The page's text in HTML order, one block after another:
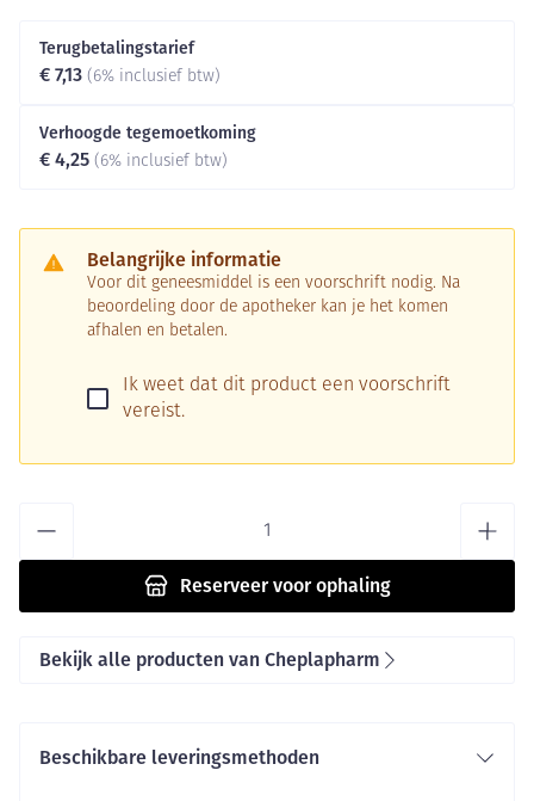
Terugbetalingstarief
€ 7,13 (6% inclusief btw)
Verhoogde tegemoetkoming
€ 4,25 (6% inclusief btw)
Belangrijke informatie
Voor dit geneesmiddel is een voorschrift nodig. Na
beoordeling door de apotheker kan je het komen
afhalen en betalen.
Ik weet dat dit product een voorschrift
vereist.
Reserveervoor ophaling
Bekijk alle producten van Cheplapharm
Beschikbare leveringsmethoden